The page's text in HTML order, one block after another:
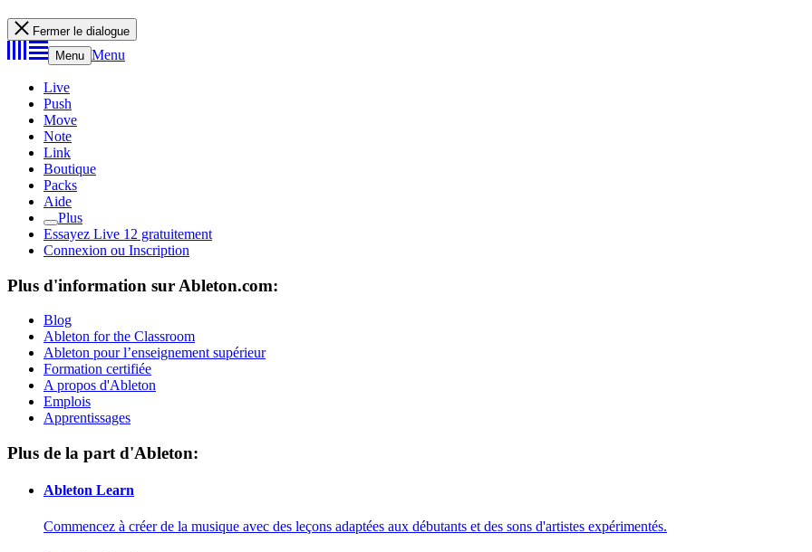
Fermer le dialogue
Menu Menu
Live
Push
Move
Note
Link
Boutique
Packs
Aide
Plus
Essayez Live 12 gratuitement
Connexion ou Inscription
Plus d'information sur Ableton.com:
Blog
Ableton for the Classroom
Ableton pour l’enseignement supérieur
Formation certifiée
A propos d'Ableton
Emplois
Apprentissages
Plus de la part d'Ableton:
Ableton Learn
Commencez à créer de la musique avec des leçons adaptées aux débutants et des sons d'artistes expérimentés.